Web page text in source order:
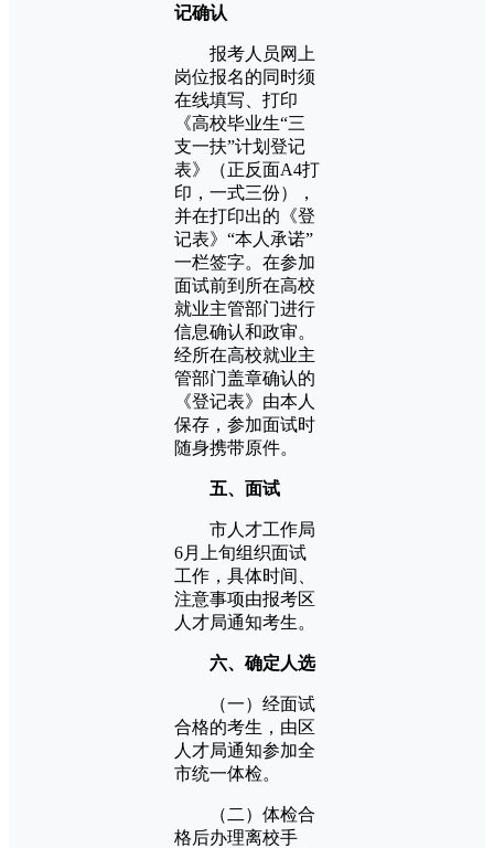
记确认
报考人员网上
岗位报名的同时须
在线填写、打印
《高校毕业生“三
支一扶”计划登记
表》（正反面A4打
印，一式三份），
并在打印出的《登
记表》“本人承诺”
一栏签字。在参加
面试前到所在高校
就业主管部门进行
信息确认和政审。
经所在高校就业主
管部门盖章确认的
《登记表》由本人
保存，参加面试时
随身携带原件。
五、面试
市人才工作局
6月上旬组织面试
工作，具体时间、
注意事项由报考区
人才局通知考生。
六、确定人选
（一）经面试
合格的考生，由区
人才局通知参加全
市统一体检。
（二）体检合
格后办理离校手